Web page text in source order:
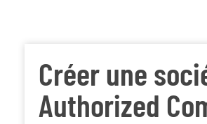
Créer une
Authorized